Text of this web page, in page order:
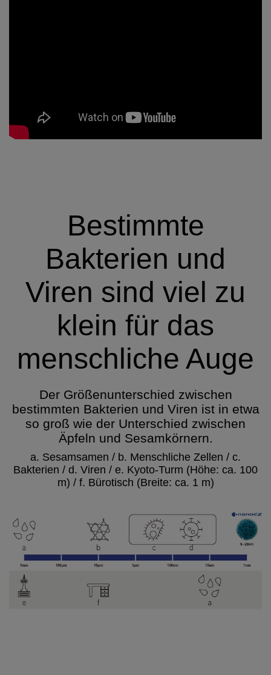
Bestimmte
Bakterien und
Viren sind viel zu
klein für das
menschliche Auge
Der Größenunterschied zwischen
bestimmten Bakterien und Viren ist in etwa
so groß wie der Unterschied zwischen
Äpfeln und Sesamkörnern.
a. Sesamsamen / b. Menschliche Zellen / c.
Bakterien / d. Viren / e. Kyoto-Turm (Höhe: ca. 100
m) / f. Bürotisch (Breite: ca. 1 m)